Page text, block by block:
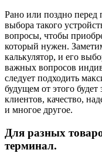
Рано или поздно перед
выбора такого
вопросы, чтобы
который нужен.
калькулятор, и его
важных вопросов
следует подходить
будущем от этого
клиентов, качество,
и многое другое.
Для разных
терминал.